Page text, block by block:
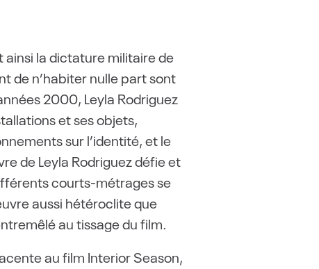
ainsi la dictature militaire de
de n’habiter nulle part sont
2000, Leyla Rodriguez
et ses objets,
sur l’identité, et le
de Leyla Rodriguez défie et
courts-métrages se
aussi hétéroclite que
au tissage du film.
au film Interior Season,